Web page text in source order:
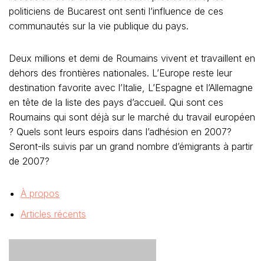
politiciens de Bucarest ont senti l’influence de ces
communautés sur la vie publique du pays.
Deux millions et demi de Roumains vivent et travaillent en
dehors des frontières nationales. L’Europe reste leur
destination favorite avec l’Italie, L’Espagne et l’Allemagne
en tête de la liste des pays d’accueil. Qui sont ces
Roumains qui sont déjà sur le marché du travail européen
? Quels sont leurs espoirs dans l’adhésion en 2007?
Seront-ils suivis par un grand nombre d’émigrants à partir
de 2007?
À propos
Articles récents